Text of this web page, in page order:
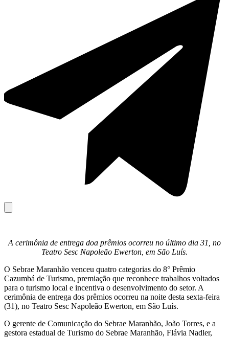
A cerimônia de entrega doa prêmios ocorreu no último dia 31, no
Teatro Sesc Napoleão Ewerton, em São Luís.
O Sebrae Maranhão venceu quatro categorias do 8° Prêmio
Cazumbá de Turismo, premiação que reconhece trabalhos voltados
para o turismo local e incentiva o desenvolvimento do setor. A
cerimônia de entrega dos prêmios ocorreu na noite desta sexta-feira
(31), no Teatro Sesc Napoleão Ewerton, em São Luís.
O gerente de Comunicação do Sebrae Maranhão, João Torres, e a
gestora estadual de Turismo do Sebrae Maranhão, Flávia Nadler,